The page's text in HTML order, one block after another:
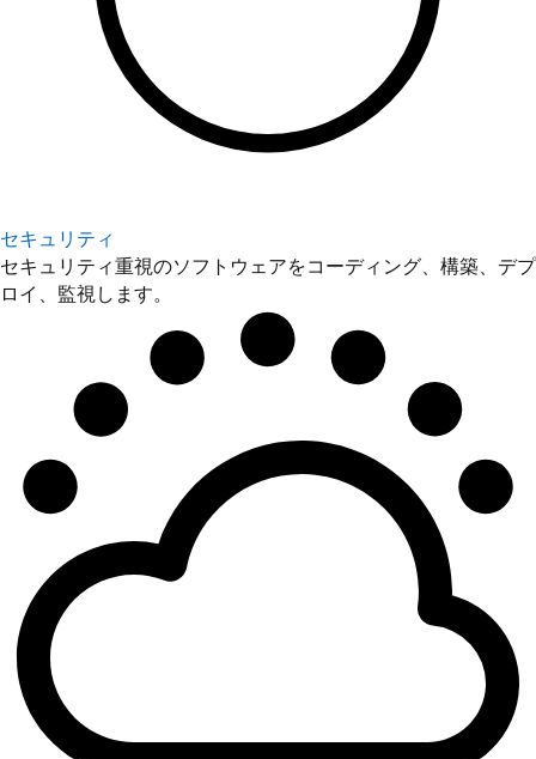
ロイ、監視します。